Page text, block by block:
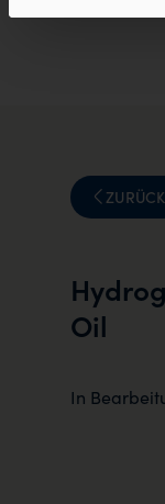
ZURÜCK
Oil
In